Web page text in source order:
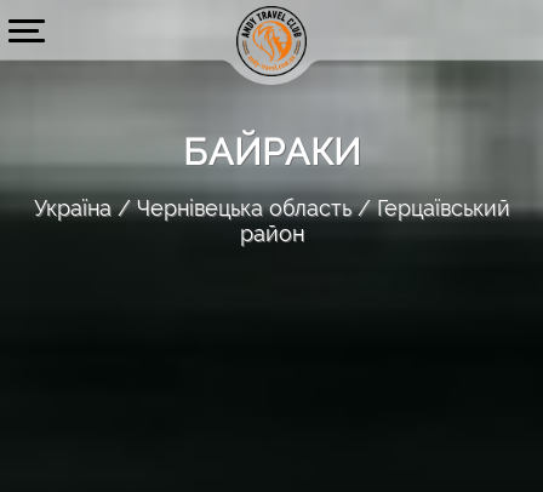
БАЙРАКИ
Україна Чернівецька область
Герцаївський
район